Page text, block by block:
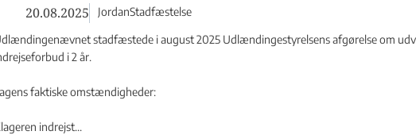
- Flere links
20.08.2025 JordanStadfæstelse
stadfæstede i august 2025 Udlændingestyrelsens afgørelse om
i 2 år.
faktiske omstændigheder:
indrejst...